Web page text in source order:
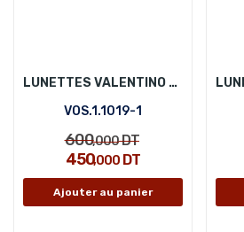
LUNETTES VALENTINO ORLANDI VOS.1.1019-1
VOS.1.1019-1
600,000DT
450,000DT
Ajouter au panier